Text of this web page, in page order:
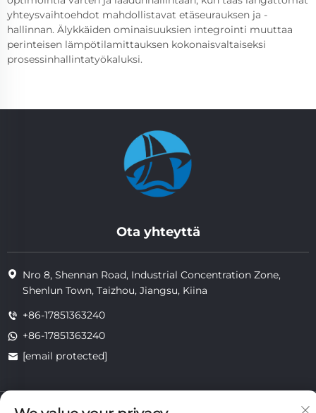
yhteysvaihtoehdot mahdollistavat etäseurauksen ja -
hallinnan. Älykkäiden ominaisuuksien integrointi muuttaa
perinteisen lämpötilamittauksen kokonaisvaltaiseksi
prosessinhallintatyökaluksi.
Ota yhteyttä
Nro 8, Shennan Road, Industrial Concentration Zone,
Shenlun Town, Taizhou, Jiangsu, Kiina
+86-17851363240
+86-17851363240
[email protected]
Copyright © 2025 Jiangsu Tongzhou Heat Resistant Technology